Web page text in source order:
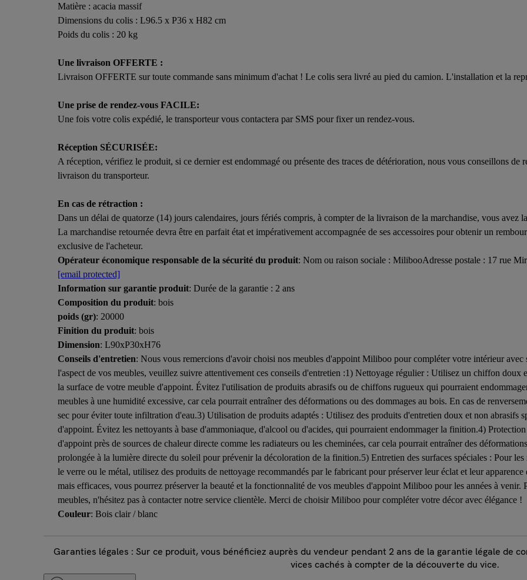
Matière : acacia massif
Dimensions du colis : L96.5 x P36 x H82 cm
Poids du colis : 20 kg
Une livraison OFFERTE :
Livraison OFFERTE sur toute commande sans minimum d'achat ! Le colis sera livré au pied du camion. L'installation et la
Une prise de rendez-vous FACILE:
Une fois votre colis expédié, le transporteur vous contactera par SMS pour fixer un rendez-vous.
Réception SÉCURISÉE:
A réception, vérifiez le produit, si ce dernier est endommagé ou présente des traces de détérioration, nous vous conseillons de
livraison du transporteur.
En cas de rétraction :
Dans un délai de quatorze (14) jours calendaires, jours fériés compris, à compter de la livraison de la marchandise, vous avez
La marchandise retournée devra être en parfait état et impérativement accompagnée de ses accessoires pour obtenir un
exclusive de l'acheteur.
Opérateur économique responsable de la sécurité du produit: Nom ou raison sociale : MilibooAdresse postale : 17 rue
[email protected]
Information sur garantie produit: Durée de la garantie : 2 ans
Composition du produit: bois
poids (gr): 20000
Finition du produit: bois
Dimension: L90xP30xH76
Conseils d'entretien: Nous vous remercions d'avoir choisi nos meubles d'appoint Miliboo pour compléter votre intérieur
l'aspect de vos meubles, veuillez suivre attentivement ces conseils d'entretien :1) Nettoyage régulier : Utilisez un chiffon doux
la surface de votre meuble d'appoint. Évitez l'utilisation de produits abrasifs ou de chiffons rugueux qui pourraient
meubles à une humidité excessive, car cela pourrait entraîner des déformations ou des dommages au bois. En cas de
sec pour éviter toute infiltration d'eau.3) Utilisation de produits adaptés : Utilisez des produits d'entretien doux et non abrasifs
d'appoint. Évitez les nettoyants à base d'ammoniaque, d'alcool ou d'acides, qui pourraient endommager la finition.4)
d'appoint près de sources de chaleur directe comme les radiateurs ou les cheminées, car cela pourrait entraîner des
prolongée à la lumière directe du soleil pour prévenir la décoloration de la finition.5) Entretien des surfaces spéciales : Pour
le verre ou le métal, utilisez des produits de nettoyage recommandés par le fabricant pour préserver leur éclat et leur
mais efficaces, vous pourrez préserver la beauté et la fonctionnalité de vos meubles d'appoint Miliboo pour les années à venir.
meubles, n'hésitez pas à contacter notre service clientèle. Merci de choisir Miliboo pour compléter votre décor avec élégance !
Couleur: Bois clair / blanc
Garanties légales : Sur ce produit, vous bénéficiez auprès du vendeur pendant 2 ans de la garantie légale de
vices cachés à compter de la découverte du vice.